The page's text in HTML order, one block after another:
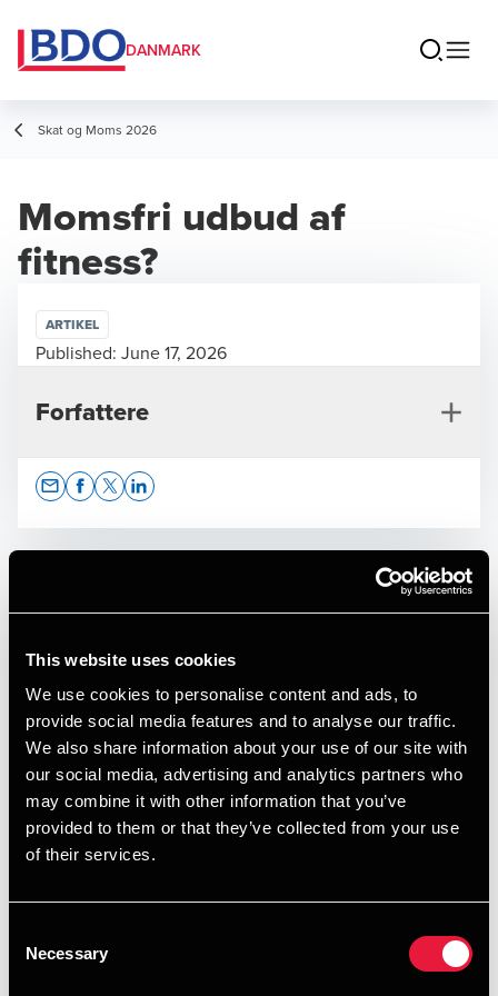
This website uses cookies
We use cookies to personalise content and ads, to
provide social media features and to analyse our traffic.
We also share information about your use of our site with
our social media, advertising and analytics partners who
may combine it with other information that you’ve
provided to them or that they’ve collected from your use
of their services.
Selection
Necessary
DANMARK
Skat og Moms 2026
Momsfri udbud af
fitness?
fitnesscentre blevet ramt af moms på holdundervisning
fra 1. januar 2026.
Skatterådet har i et nyt bindende svar nu afgjort, at de
Ikke-kommercielle fitnesscentre derimod er momsfrie af
deres adgang til fitness, sport mv. Det vil sige, at
fx foreninger/selvejende institutioner mv. generelle udbud
af adgang til fitness er fritaget for moms.
Fra 1. januar 2026 blev momsreglerne for undervisning i
enkeltfag ændret.
Ændringerne har skabt usikkerhed og ærgrelse i branchen,
kommercielle fitnesscentres holdundervisning blev ændret
ARTIKEL
Published: June 17, 2026
Forfattere
Director, Indirect Tax